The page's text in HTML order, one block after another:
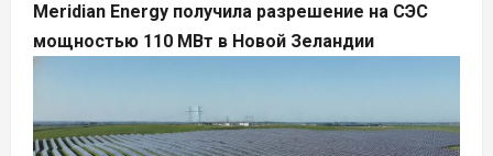
Meridian Energy получила разрешение на СЭС
мощностью 110 МВт в Новой Зеландии